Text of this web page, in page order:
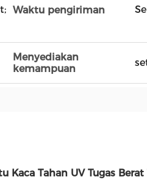
Waktu pengiriman
Menyediakan
kemampuan
Kaca Tahan UV Tugas Berat